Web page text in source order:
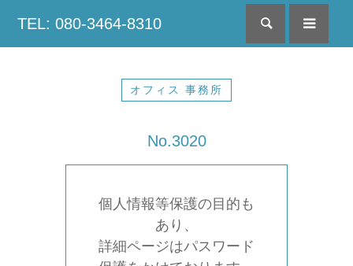
TEL: 080-3464-8310 検索
オフィス 事務所
No.3020
個人情報等保護の目的も
あり、
詳細ページはパスワード